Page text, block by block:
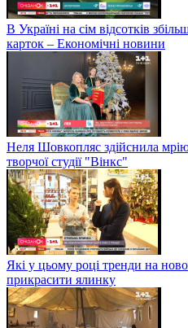
В Україні на сім відсотків
карток – Економічні новини
Неля Шовкопляс здійснила мрію
творчої студії "Вінкс"
Які у цьому році тренди на
прикрасити ялинку